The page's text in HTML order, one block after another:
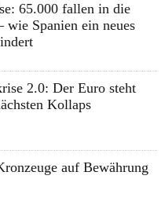
65.000 fallen in die
wie Spanien ein neues
2.0: Der Euro steht
Kollaps
auf Bewährung